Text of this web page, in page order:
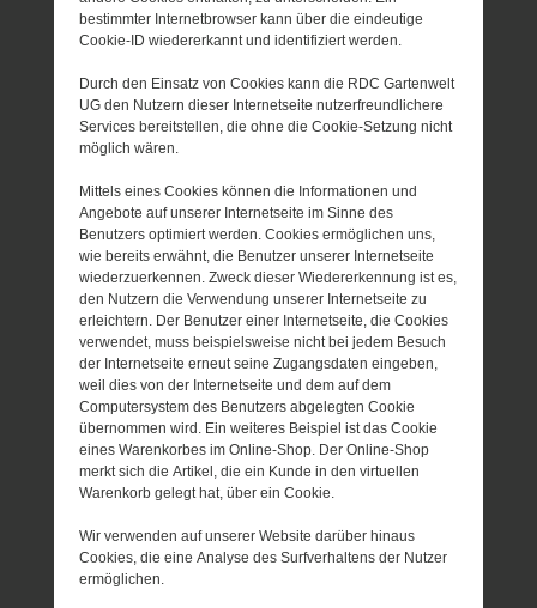
bestimmter Internetbrowser kann über die eindeutige
Cookie-ID wiedererkannt und identifiziert werden.
Durch den Einsatz von Cookies kann die RDC Gartenwelt
UG den Nutzern dieser Internetseite nutzerfreundlichere
Services bereitstellen, die ohne die Cookie-Setzung nicht
möglich wären.
Mittels eines Cookies können die Informationen und
Angebote auf unserer Internetseite im Sinne des
Benutzers optimiert werden. Cookies ermöglichen uns,
wie bereits erwähnt, die Benutzer unserer Internetseite
wiederzuerkennen. Zweck dieser Wiedererkennung ist es,
den Nutzern die Verwendung unserer Internetseite zu
erleichtern. Der Benutzer einer Internetseite, die Cookies
verwendet, muss beispielsweise nicht bei jedem Besuch
der Internetseite erneut seine Zugangsdaten eingeben,
weil dies von der Internetseite und dem auf dem
Computersystem des Benutzers abgelegten Cookie
übernommen wird. Ein weiteres Beispiel ist das Cookie
eines Warenkorbes im Online-Shop. Der Online-Shop
merkt sich die Artikel, die ein Kunde in den virtuellen
Warenkorb gelegt hat, über ein Cookie.
Wir verwenden auf unserer Website darüber hinaus
Cookies, die eine Analyse des Surfverhaltens der Nutzer
ermöglichen.